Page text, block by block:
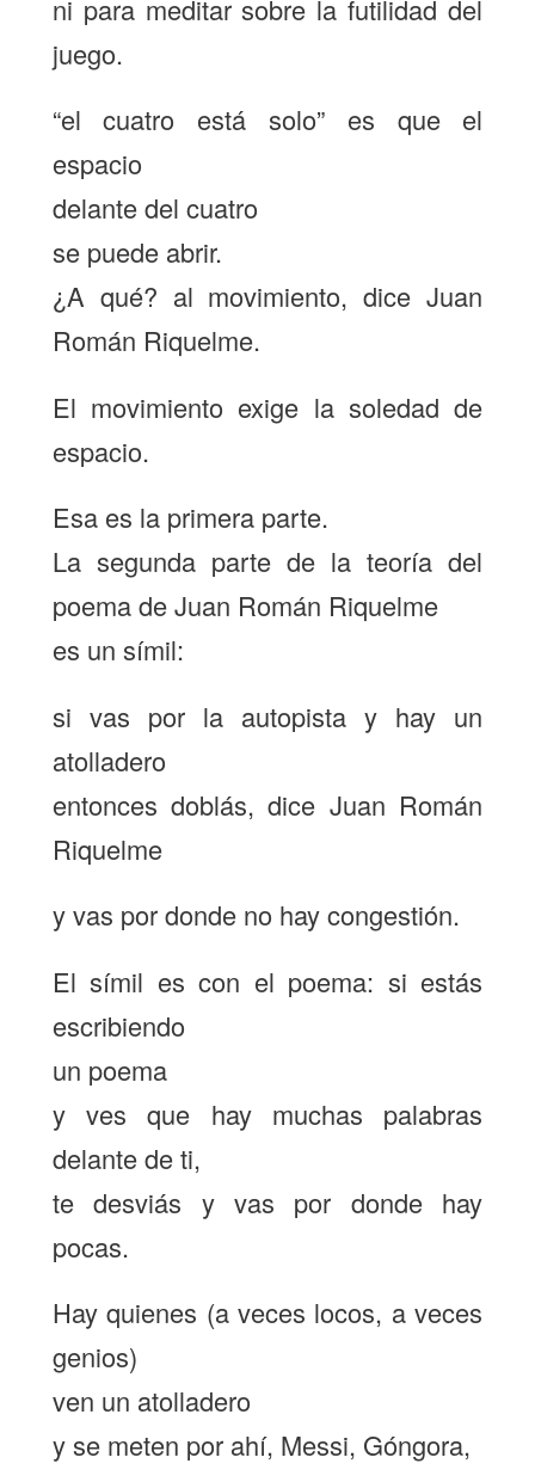
ni para meditar sobre la futilidad del
juego.
“el cuatro está solo” es que el
espacio
delante del cuatro
se puede abrir.
¿A qué? al movimiento, dice Juan
Román Riquelme.
El movimiento exige la soledad de
espacio.
Esa es la primera parte.
La segunda parte de la teoría del
poema de Juan Román Riquelme
es un símil:
si vas por la autopista y hay un
atolladero
entonces doblás, dice Juan Román
Riquelme
y vas por donde no hay congestión.
El símil es con el poema: si estás
escribiendo
un poema
y ves que hay muchas palabras
delante de ti,
te desviás y vas por donde hay
pocas.
Hay quienes (a veces locos, a veces
genios)
ven un atolladero
y se meten por ahí, Messi, Góngora,